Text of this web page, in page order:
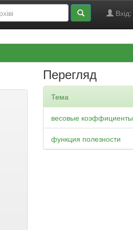
Вхід:
Перегляд
Тема
весовые коэффициенты
функция полезности